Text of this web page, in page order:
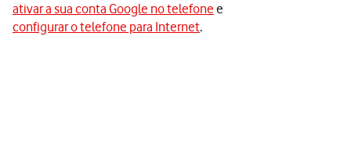
ativar a sua conta Google no telefone e
configurar o telefone para Internet.